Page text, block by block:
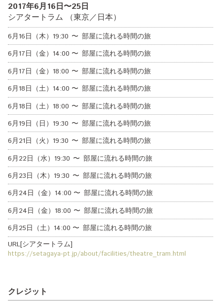
2017年6月16日〜25日
シアタートラム （東京／日本）
6月16日（木） 19:30 〜 部屋に流れる時間の旅
6月17日（金） 14:00 〜 部屋に流れる時間の旅
6月17日（金） 18:00 〜 部屋に流れる時間の旅
6月18日（土） 14:00 〜 部屋に流れる時間の旅
6月18日（土） 18:00 〜 部屋に流れる時間の旅
6月19日（日） 19:30 〜 部屋に流れる時間の旅
6月21日（火） 19:30 〜 部屋に流れる時間の旅
6月22日（水） 19:30 〜 部屋に流れる時間の旅
6月23日（木） 19:30 〜 部屋に流れる時間の旅
6月24日（金） 14:00 〜 部屋に流れる時間の旅
6月24日（金） 18:00 〜 部屋に流れる時間の旅
6月25日（土） 14:00 〜 部屋に流れる時間の旅
URL[シアタートラム]
https://setagaya-pt.jp/about/facilities/theatre_tram.html
クレジット